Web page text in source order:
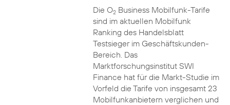
Die O2Business Mobilfunk-Tarife
sind im aktuellen Mobilfunk
Ranking des Handelsblatt
Testsieger im Geschäftskunden-
Bereich. Das
Marktforschungsinstitut SWI
Finance hat für die Markt-Studie im
Vorfeld die Tarife von insgesamt 23
Mobilfunkanbietern verglichen und